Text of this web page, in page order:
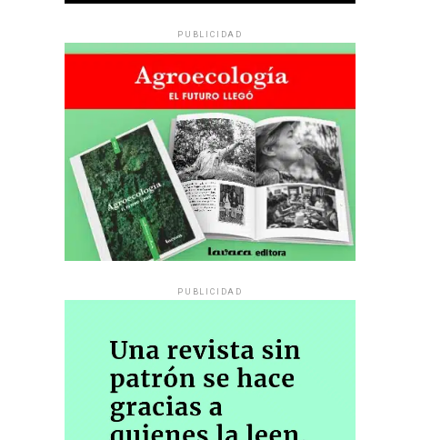
PUBLICIDAD
PUBLICIDAD